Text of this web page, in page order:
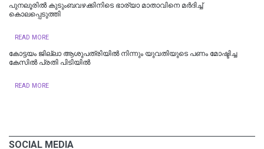
പുനലൂരിൽ കുടുംബവഴക്കിനിടെ ഭാര്യാ മാതാവിനെ മർദിച്ച്
കൊലപ്പെടുത്തി
READ MORE
കോട്ടയം ജില്ലാ ആശുപത്രിയിൽ നിന്നും യുവതിയുടെ പണം മോഷ്ടിച്ച
കേസിൽ പ്രതി പിടിയിൽ
READ MORE
SOCIAL MEDIA